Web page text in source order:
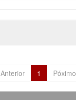
Anterior 1 Póximo